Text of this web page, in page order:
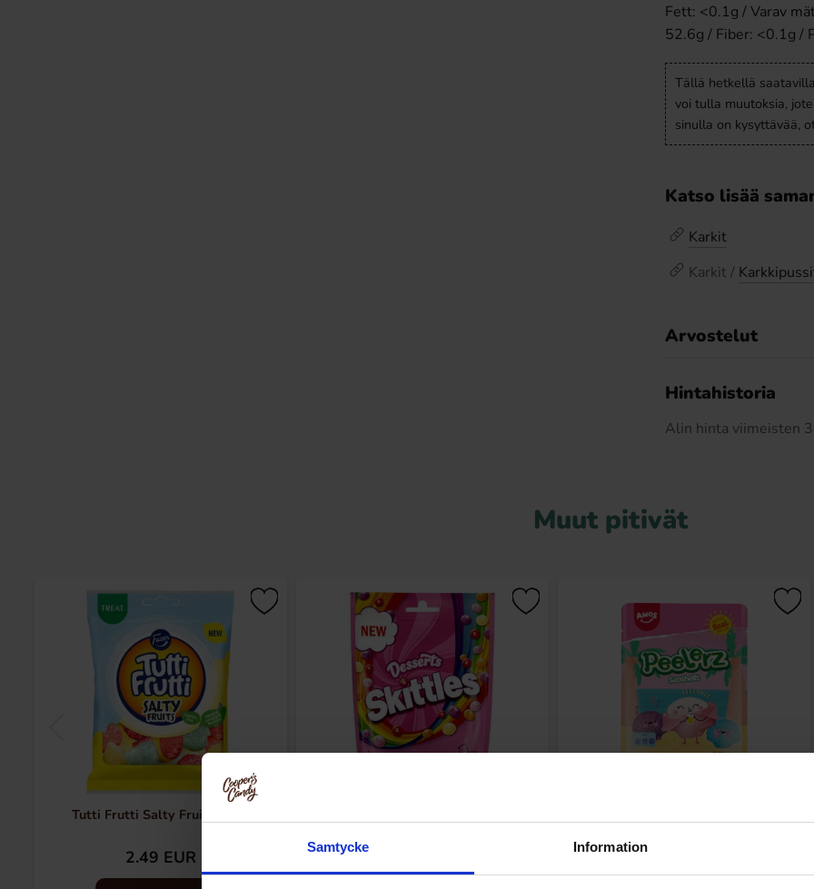
Samtycke Information
Fett: <0.1g / Varav
52.6g / Fiber: <0.1g /
Tällä hetkellä
voi tulla muutoksia,
sinulla on kysyttävää,
Katso lisää
Karkit
Karkit /
Arvostelut
Hintahistoria
Alin hinta viimeisten
Muut pitivät
Tutti Frutti Salty Fruits 120g
2.49 EUR